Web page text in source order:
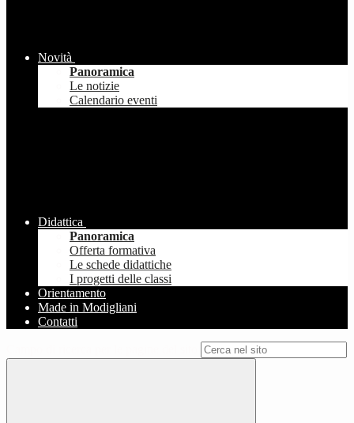
Novità
Panoramica
Le notizie
Calendario eventi
Didattica
Panoramica
Offerta formativa
Le schede didattiche
I progetti delle classi
Orientamento
Made in Modigliani
Contatti